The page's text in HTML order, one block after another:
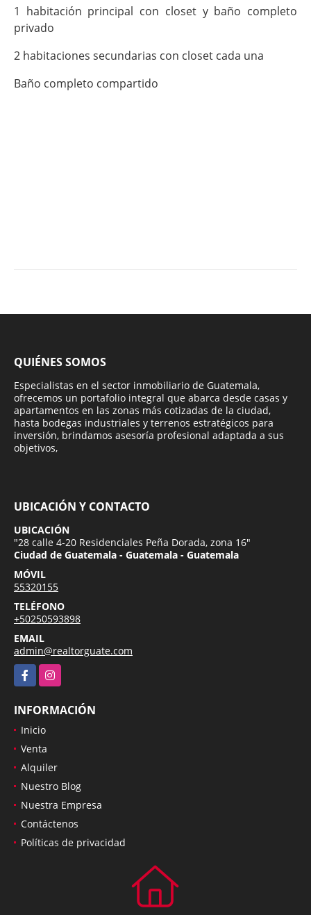
1 habitación principal con closet y baño completo
privado
2 habitaciones secundarias con closet cada una
Baño completo compartido
QUIÉNES SOMOS
Especialistas en el sector inmobiliario de Guatemala,
ofrecemos un portafolio integral que abarca desde casas y
apartamentos en las zonas más cotizadas de la ciudad,
hasta bodegas industriales y terrenos estratégicos para
inversión, brindamos asesoría profesional adaptada a sus
objetivos,
UBICACIÓN Y CONTACTO
UBICACIÓN
"28 calle 4-20 Residenciales Peña Dorada, zona 16"
Ciudad de Guatemala - Guatemala - Guatemala
MÓVIL
55320155
TELÉFONO
+50250593898
EMAIL
admin@realtorguate.com
FacebookInstagram
INFORMACIÓN
Inicio
Venta
Alquiler
Nuestro Blog
Nuestra Empresa
Contáctenos
Políticas de privacidad